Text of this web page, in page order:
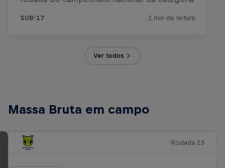
Ver todos
Massa Bruta em campo
Rodada 23